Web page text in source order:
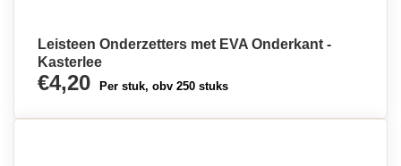
Leisteen Onderzetters met EVA Onderkant -
Kasterlee
€4,20 Per stuk, obv 250 stuks